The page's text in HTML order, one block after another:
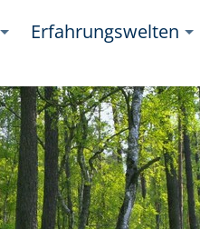
Erfahrungswelten